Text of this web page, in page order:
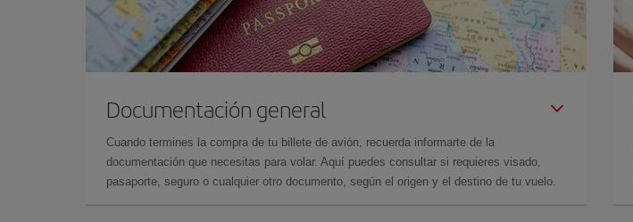
Documentación general
Cuando termines la compra de tu billete de avión, recuerda informarte de la
documentación que necesitas para volar. Aquí puedes consultar si requieres visado,
pasaporte, seguro o cualquier otro documento, según el origen y el destino de tu vuelo.